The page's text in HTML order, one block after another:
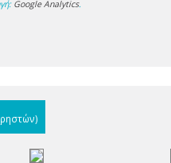
Google Analytics.